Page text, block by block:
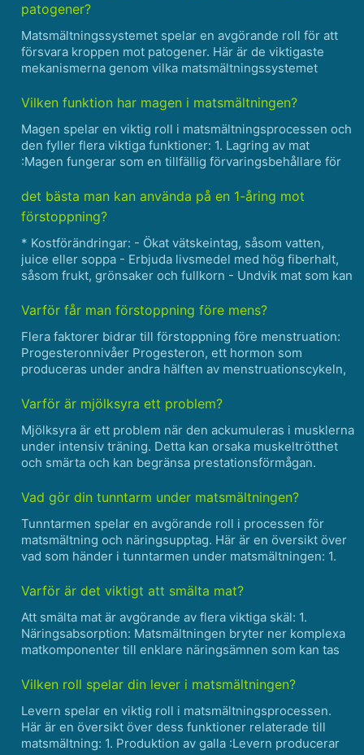
patogener?
Matsmältningssystemet spelar en avgörande roll för att
försvara kroppen mot patogener. Här är de viktigaste
mekanismerna genom vilka matsmältningssystemet
matstrupen och magen fungerar som fysiska barriärer
Vilken funktion har magen i matsmältningen?
Magen spelar en viktig roll i matsmältningsprocessen och
den fyller flera viktiga funktioner: 1. Lagring av mat
:Magen fungerar som en tillfällig förvaringsbehållare för
mängd mat, vilket möjliggör gradvis matsmältni......
det bästa man kan använda på en 1-åring mot
förstoppning?
* Kostförändringar: - Ökat vätskeintag, såsom vatten,
juice eller soppa - Erbjuda livsmedel med hög fiberhalt,
såsom frukt, grönsaker och fullkorn - Undvik mat som kan
sockerhaltiga drycker och mejeriprodukter * ......
Varför får man förstoppning före mens?
Flera faktorer bidrar till förstoppning före menstruation:
Progesteronnivåer Progesteron, ett hormon som
produceras under andra hälften av menstruationscykeln,
matsmältningskanalen, vilket leder till förstoppning.
Varför är mjölksyra ett problem?
Mjölksyra är ett problem när den ackumuleras i musklerna
under intensiv träning. Detta kan orsaka muskeltrötthet
och smärta och kan begränsa prestationsförmågan.
energi. Vid intensiv träning ökar kroppens energibeho......
Vad gör din tunntarm under matsmältningen?
Tunntarmen spelar en avgörande roll i processen för
matsmältning och näringsupptag. Här är en översikt över
vad som händer i tunntarmen under matsmältningen: 1.
maten till chyme kommer den in i tunntarmen. Här gen......
Varför är det viktigt att smälta mat?
Att smälta mat är avgörande av flera viktiga skäl: 1.
Näringsabsorption: Matsmältningen bryter ner komplexa
matkomponenter till enklare näringsämnen som kan tas
näringsämnen som kolhydrater, proteiner, fetter, vitam......
Vilken roll spelar din lever i matsmältningen?
Levern spelar en viktig roll i matsmältningsprocessen.
Här är en översikt över dess funktioner relaterade till
matsmältning: 1. Produktion av galla :Levern producerar